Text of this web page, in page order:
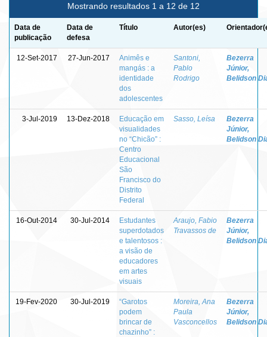
Mostrando resultados 1 a 12 de 12
Data de
publicação
Data de
defesa
Título Autor(es)
12-Set-2017 27-Jun-2017
Animês e
mangás : a
identidade
dos
adolescentes
Santoni,
Pablo
Rodrigo
Bezerra
Júnior,
Belidson
3-Jul-2019 13-Dez-2018
Educação em
visualidades
no “Chicão” :
Centro
Educacional
São
Francisco do
Distrito
Federal
Sasso, Leísa
Bezerra
Júnior,
Belidson
16-Out-2014 30-Jul-2014
Estudantes
superdotados
e talentosos :
a visão de
educadores
em artes
visuais
Araujo, Fabio
Travassos de
Bezerra
Júnior,
Belidson
19-Fev-2020 30-Jul-2019
“Garotos
podem
brincar de
chazinho” :
Moreira, Ana
Paula
Vasconcellos
Bezerra
Júnior,
Belidson